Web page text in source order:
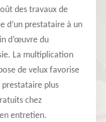
des travaux de
d’un prestataire à un
d’œuvre du
La multiplication
de velux favorise
plus
chez
entretien.